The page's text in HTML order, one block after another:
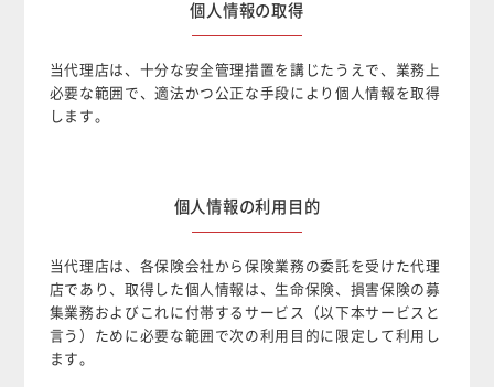
個人情報の取得
当代理店は、十分な安全管理措置を講じたうえで、業務上
必要な範囲で、適法かつ公正な手段により個人情報を取得
します。
個人情報の利用目的
当代理店は、各保険会社から保険業務の委託を受けた代理
店であり、取得した個人情報は、生命保険、損害保険の募
集業務およびこれに付帯するサービス（以下本サービスと
言う）ために必要な範囲で次の利用目的に限定して利用し
ます。